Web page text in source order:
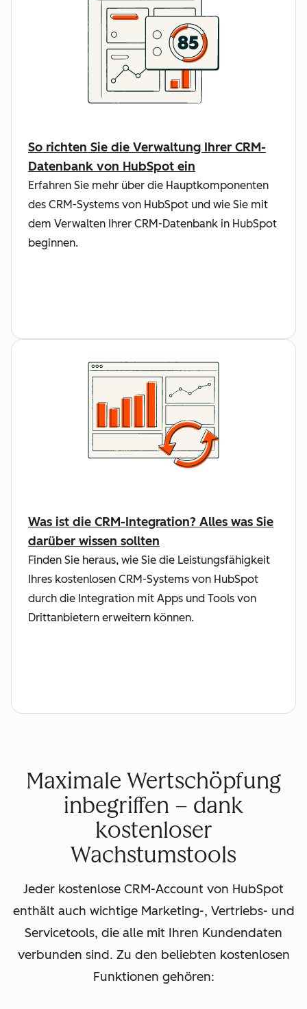
So richten Sie die Verwaltung Ihrer CRM-
Datenbank von HubSpot ein
Erfahren Sie mehr über die Hauptkomponenten
des CRM-Systems von HubSpot und wie Sie mit
dem Verwalten Ihrer CRM-Datenbank in HubSpot
beginnen.
Was ist die CRM-Integration? Alles was Sie
darüber wissen sollten
Finden Sie heraus, wie Sie die Leistungsfähigkeit
Ihres kostenlosen CRM-Systems von HubSpot
durch die Integration mit Apps und Tools von
Drittanbietern erweitern können.
Maximale Wertschöpfung
inbegriffen – dank
kostenloser
Wachstumstools
Jeder kostenlose CRM-Account von HubSpot
enthält auch wichtige Marketing-, Vertriebs- und
Servicetools, die alle mit Ihren Kundendaten
verbunden sind. Zu den beliebten kostenlosen
Funktionen gehören: